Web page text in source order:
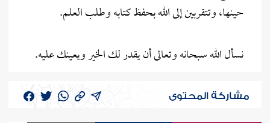
حينها، وتتقربين إلى الله بحفظ كتابه وطلب العلم.
نسأل الله سبحانه وتعالى أن يقدر لك الخير ويعينك عليه.
مشاركة المحتوى